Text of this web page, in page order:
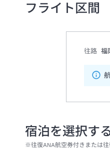
フライト区間
往路 福
宿泊を選択す
※往復ANA航空券付きまたは